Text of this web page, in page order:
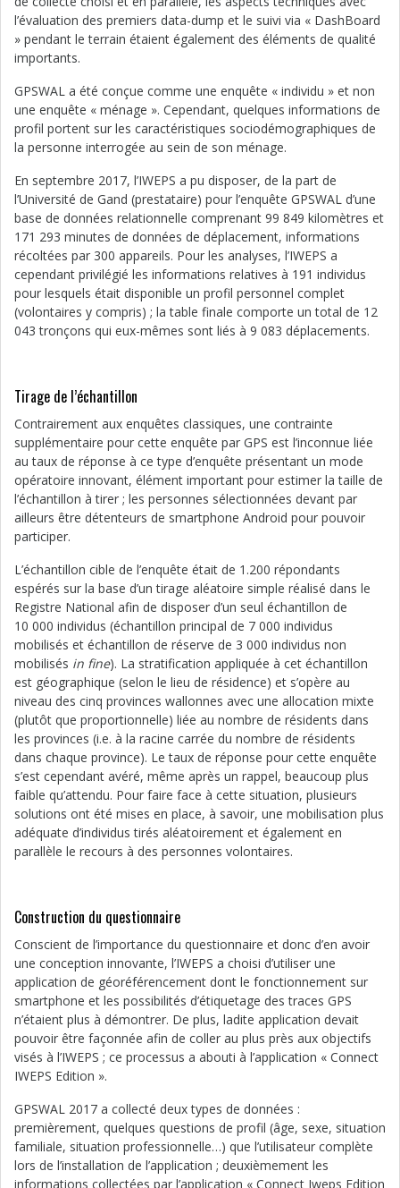
l’évaluation des premiers data-dump et le suivi via « DashBoard
» pendant le terrain étaient également des éléments de qualité
importants.
GPSWAL a été conçue comme une enquête « individu » et non
une enquête « ménage ». Cependant, quelques informations de
profil portent sur les caractéristiques sociodémographiques de
la personne interrogée au sein de son ménage.
En septembre 2017, l’IWEPS a pu disposer, de la part de
l’Université de Gand (prestataire) pour l’enquête GPSWAL d’une
base de données relationnelle comprenant 99 849 kilomètres et
171 293 minutes de données de déplacement, informations
récoltées par 300 appareils. Pour les analyses, l’IWEPS a
cependant privilégié les informations relatives à 191 individus
pour lesquels était disponible un profil personnel complet
(volontaires y compris) ; la table finale comporte un total de 12
043 tronçons qui eux-mêmes sont liés à 9 083 déplacements.
Tirage de l’échantillon
Contrairement aux enquêtes classiques, une contrainte
supplémentaire pour cette enquête par GPS est l’inconnue liée
au taux de réponse à ce type d’enquête présentant un mode
opératoire innovant, élément important pour estimer la taille de
l’échantillon à tirer ; les personnes sélectionnées devant par
ailleurs être détenteurs de smartphone Android pour pouvoir
participer.
L’échantillon cible de l’enquête était de 1.200 répondants
espérés sur la base d’un tirage aléatoire simple réalisé dans le
Registre National afin de disposer d’un seul échantillon de
10 000 individus (échantillon principal de 7 000 individus
mobilisés et échantillon de réserve de 3 000 individus non
mobilisés in fine). La stratification appliquée à cet échantillon
est géographique (selon le lieu de résidence) et s’opère au
niveau des cinq provinces wallonnes avec une allocation mixte
(plutôt que proportionnelle) liée au nombre de résidents dans
les provinces (i.e. à la racine carrée du nombre de résidents
dans chaque province). Le taux de réponse pour cette enquête
s’est cependant avéré, même après un rappel, beaucoup plus
faible qu’attendu. Pour faire face à cette situation, plusieurs
solutions ont été mises en place, à savoir, une mobilisation plus
adéquate d’individus tirés aléatoirement et également en
parallèle le recours à des personnes volontaires.
Construction du questionnaire
Conscient de l’importance du questionnaire et donc d’en avoir
une conception innovante, l’IWEPS a choisi d’utiliser une
application de géoréférencement dont le fonctionnement sur
smartphone et les possibilités d’étiquetage des traces GPS
n’étaient plus à démontrer. De plus, ladite application devait
pouvoir être façonnée afin de coller au plus près aux objectifs
visés à l’IWEPS ; ce processus a abouti à l’application « Connect
IWEPS Edition ».
GPSWAL 2017 a collecté deux types de données :
premièrement, quelques questions de profil (âge, sexe, situation
familiale, situation professionnelle…) que l’utilisateur complète
lors de l’installation de l’application ; deuxièmement les
informations collectées par l’application « Connect Iweps Edition